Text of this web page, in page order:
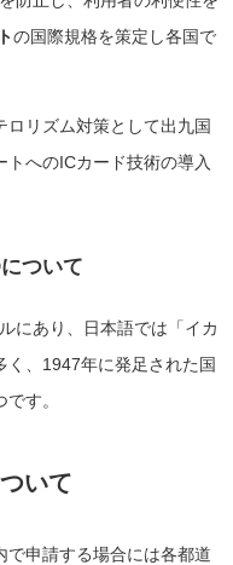
の国際規格を策定し各国で
リズム対策として出九国
へのICカード技術の導入
ついて
にあり、日本語では「イカ
く、1947年に発足された国
す。
いて
で申請する場合には各都道